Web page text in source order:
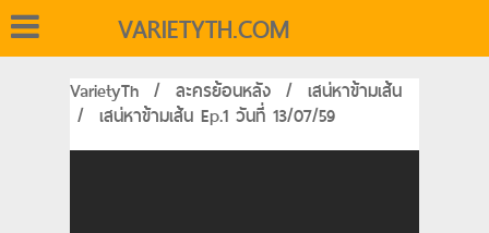
VARIETYTH.COM
VarietyTh / ละครย้อนหลัง / เสน่หาข้ามเส้น
/ เสน่หาข้ามเส้น Ep.1 วันที่ 13/07/59